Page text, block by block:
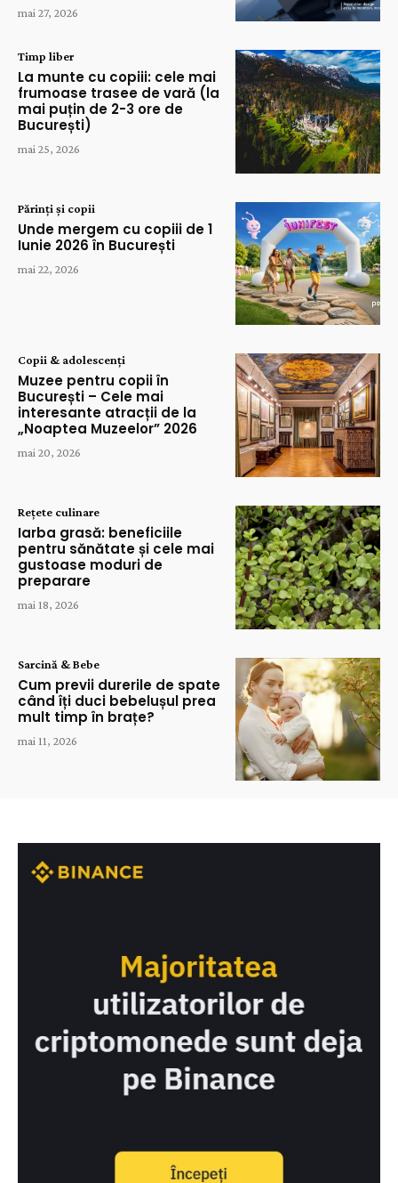
mai 27, 2026
Timp liber
La munte cu copiii: cele mai
frumoase trasee de vară (la
mai puțin de 2-3 ore de
București)
mai 25, 2026
Părinți și copii
Unde mergem cu copiii de 1
Iunie 2026 în București
mai 22, 2026
Copii & adolescenți
Muzee pentru copii în
București – Cele mai
interesante atracții de la
„Noaptea Muzeelor” 2026
mai 20, 2026
Rețete culinare
Iarba grasă: beneficiile
pentru sănătate și cele mai
gustoase moduri de
preparare
mai 18, 2026
Sarcină & Bebe
Cum previi durerile de spate
când îți duci bebelușul prea
mult timp în brațe?
mai 11, 2026